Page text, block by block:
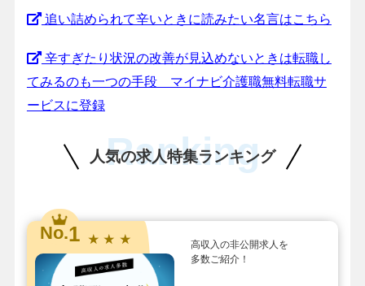
追い詰められて辛いときに読みたい名言はこちら
辛すぎたり状況の改善が見込めないときは転職し
てみるのも一つの手段 マイナビ介護職無料転職サ
ービスに登録
人気の求人特集ランキング
Ranking
No.1 ★ ★ ★
高収入の非公開求人を
多数ご紹介！